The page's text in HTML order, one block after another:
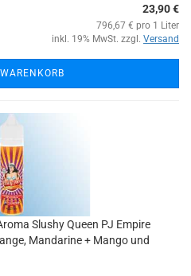
23,90 €
796,67 € pro 1 Liter
inkl. 19% MwSt. zzgl. Versand
Slushy Queen PJ Empire
Mandarine + Mango und